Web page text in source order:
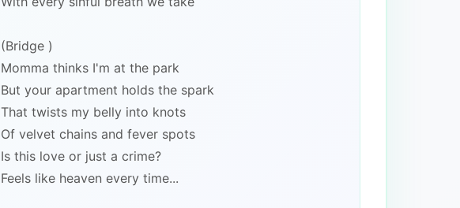
(Bridge )
Momma thinks I'm at the park
But your apartment holds the spark
That twists my belly into knots
Of velvet chains and fever spots
Is this love or just a crime?
Feels like heaven every time...